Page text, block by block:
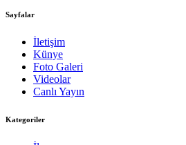
Sayfalar
İletişim
Künye
Foto Galeri
Videolar
Canlı Yayın
Kategoriler